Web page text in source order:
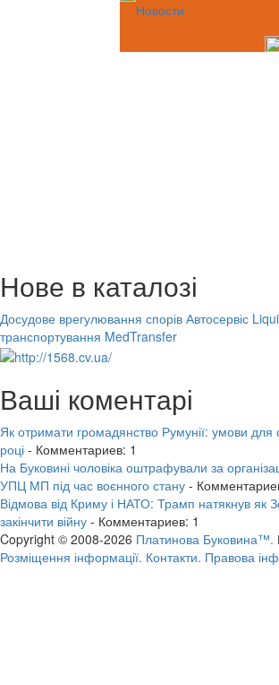
Новости
Нове в каталозі
Досудове врегулювання спорів Автосервіс
транспортування MedTransfer
Ваші коментарі
Як отримати громадянство Румунії: умови
році - Комментариев: 1
На Буковині чоловіка оштрафували за
УПЦ МП під час воєнного стану -
Відмова від Криму і НАТО: Трамп натякнув як
закінчити війну - Комментариев: 1
Copyright © 2008-2026 Платинова Буковина™.
Розміщення інформації. Контакти. Правова